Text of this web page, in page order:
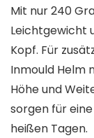
Mit nur 240
Leichtgewicht
Kopf. Für
Inmould Helm
Höhe und
sorgen für
heißen Tagen.